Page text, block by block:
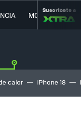
MOVILIDAD
Suscríbete a
calor iPhone 18